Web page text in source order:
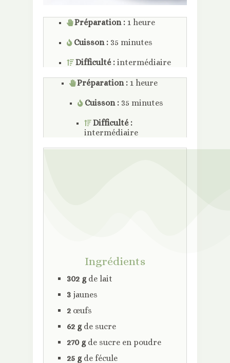
Préparation : 1 heure
Cuisson : 35 minutes
Difficulté : intermédiaire
Préparation : 1 heure
Cuisson : 35 minutes
Difficulté :
intermédiaire
Ingrédients
302 gde lait
3 jaunes
2 œufs
62 gde sucre
270 gde sucre en poudre
25 gde fécule